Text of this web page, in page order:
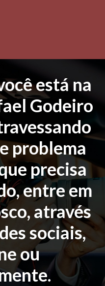
está na
Godeiro
problema
precisa
entre em
através
sociais,
ou